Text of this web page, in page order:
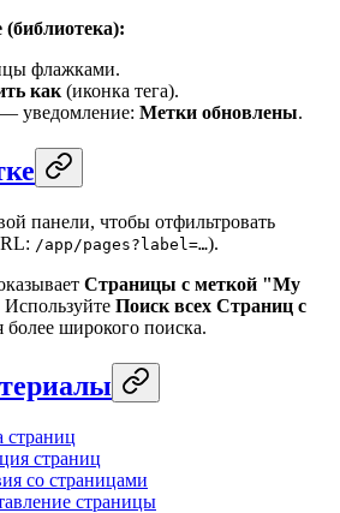
флажками.
как (иконка тега).
уведомление: Метки обновлены.
панели, чтобы отфильтровать
/app/pages?label=…).
Страницы с меткой "My
Поиск всех Страниц с
более широкого поиска.
страниц
страниц
со страницами
страницы